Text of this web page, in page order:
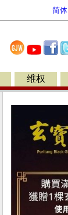
简体
维权